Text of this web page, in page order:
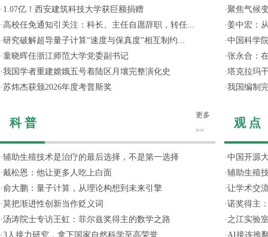
· 1.07亿！西安建筑科技大学获巨额捐赠
· 高校任免通知引关注：科长、主任自愿辞职，转任...
·研究破解超导量子计算“速度与保真度”相互制约...
·童晓晖任浙江师范大学党委副书记
·我国学者重建嫦娥五号着陆区月壤完整演化史
·苏炜杰获颁2026年度考普斯奖
科 普
更多
>>
·辅助生殖技术是治疗的最后选择，不是第一选择
·戴松恩：他让更多人吃上白面
·俞大鹏：量子计算，从理论构想到未来引擎
·莫把渐进性创新当作贬义词
·汤涛院士专访王虹：菲尔兹奖得主的数学之路
·3人接力研究，拿下国家自然科学至高荣誉
·聚焦气候
·姜中宏：
·中国科学
·张永合：
·塔克拉玛
·我国编制
观 点
·中国开源
·辅助生殖
·让学术交
·诺奖得主
· 之江实验
·AI接连推